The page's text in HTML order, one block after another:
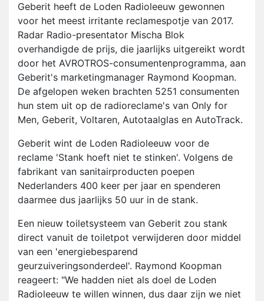
Geberit heeft de Loden Radioleeuw gewonnen
voor het meest irritante reclamespotje van 2017.
Radar Radio-presentator Mischa Blok
overhandigde de prijs, die jaarlijks uitgereikt wordt
door het AVROTROS-consumentenprogramma, aan
Geberit's marketingmanager Raymond Koopman.
De afgelopen weken brachten 5251 consumenten
hun stem uit op de radioreclame's van Only for
Men, Geberit, Voltaren, Autotaalglas en AutoTrack.
Geberit wint de Loden Radioleeuw voor de
reclame 'Stank hoeft niet te stinken'. Volgens de
fabrikant van sanitairproducten poepen
Nederlanders 400 keer per jaar en spenderen
daarmee dus jaarlijks 50 uur in de stank.
Een nieuw toiletsysteem van Geberit zou stank
direct vanuit de toiletpot verwijderen door middel
van een 'energiebesparend
geurzuiveringsonderdeel'. Raymond Koopman
reageert: "We hadden niet als doel de Loden
Radioleeuw te willen winnen, dus daar zijn we niet